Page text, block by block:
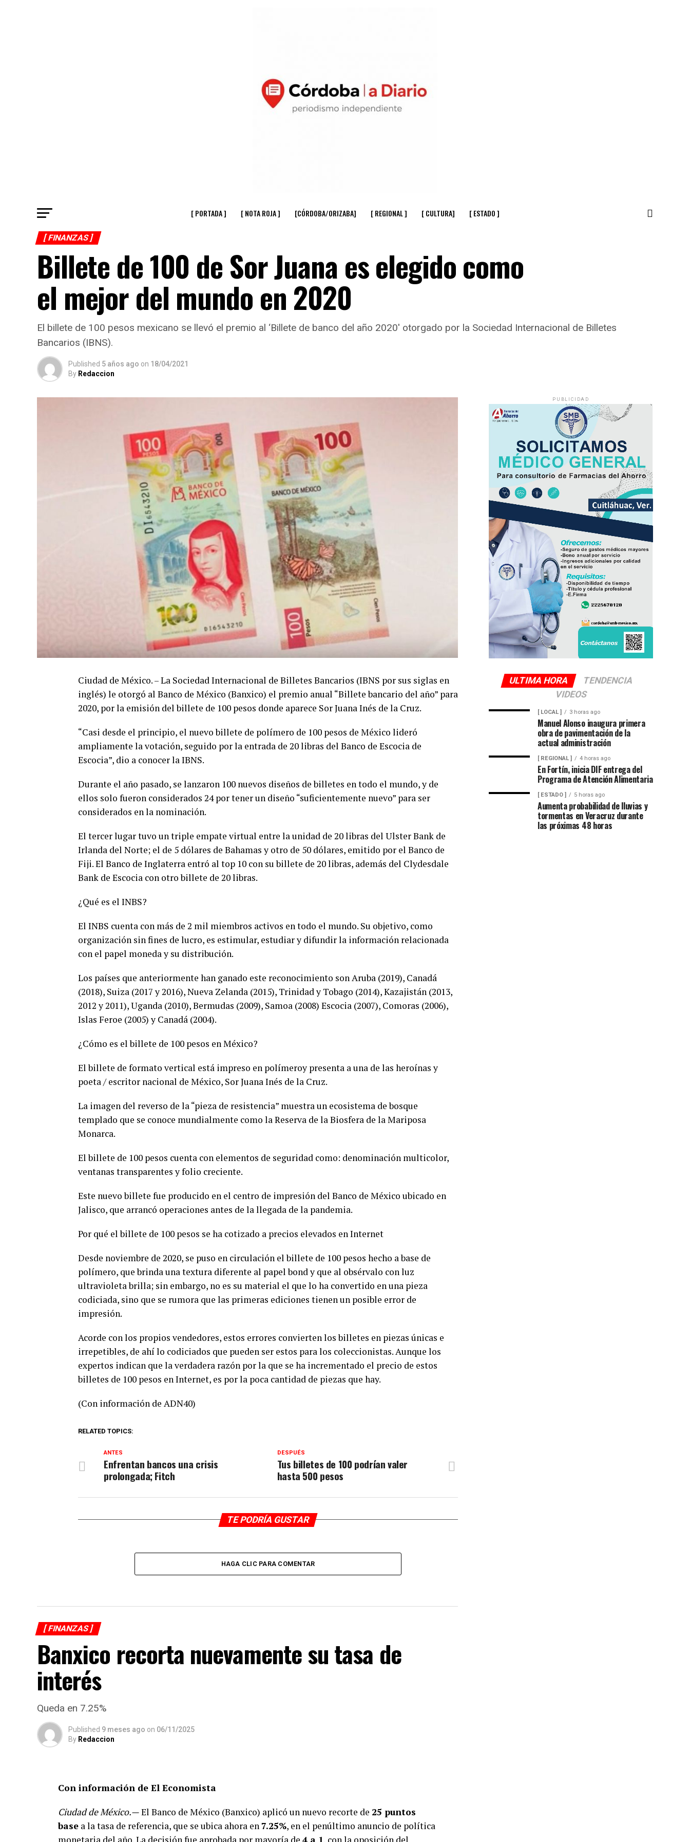
[ PORTADA ] [ NOTA ROJA ] [CÓRDOBA/ORIZABA] [ REGIONAL ] [ CULTURA] [ ESTADO ]
[ FINANZAS ]
Billete de 100 de Sor Juana es elegido como
el mejor del mundo en 2020
El billete de 100 pesos mexicano se llevó el premio al ‘Billete de banco del año 2020′ otorgado por la Sociedad Internacional de Billetes
Bancarios (IBNS).
Published 5 años ago on 18/04/2021
By Redaccion
Ciudad de México. – La Sociedad Internacional de Billetes Bancarios (IBNS por sus siglas en
inglés) le otorgó al Banco de México (Banxico) el premio anual “Billete bancario del año” para
2020, por la emisión del billete de 100 pesos donde aparece Sor Juana Inés de la Cruz.
“Casi desde el principio, el nuevo billete de polímero de 100 pesos de México lideró
ampliamente la votación, seguido por la entrada de 20 libras del Banco de Escocia de
Escocia”, dio a conocer la IBNS.
Durante el año pasado, se lanzaron 100 nuevos diseños de billetes en todo el mundo, y de
ellos solo fueron considerados 24 por tener un diseño “suficientemente nuevo” para ser
considerados en la nominación.
El tercer lugar tuvo un triple empate virtual entre la unidad de 20 libras del Ulster Bank de
Irlanda del Norte; el de 5 dólares de Bahamas y otro de 50 dólares, emitido por el Banco de
Fiji. El Banco de Inglaterra entró al top 10 con su billete de 20 libras, además del Clydesdale
Bank de Escocia con otro billete de 20 libras.
¿Qué es el INBS?
El INBS cuenta con más de 2 mil miembros activos en todo el mundo. Su objetivo, como
organización sin fines de lucro, es estimular, estudiar y difundir la información relacionada
con el papel moneda y su distribución.
Los países que anteriormente han ganado este reconocimiento son Aruba (2019), Canadá
(2018), Suiza (2017 y 2016), Nueva Zelanda (2015), Trinidad y Tobago (2014), Kazajistán (2013,
2012 y 2011), Uganda (2010), Bermudas (2009), Samoa (2008) Escocia (2007), Comoras (2006),
Islas Feroe (2005) y Canadá (2004).
¿Cómo es el billete de 100 pesos en México?
El billete de formato vertical está impreso en polímeroy presenta a una de las heroínas y
poeta / escritor nacional de México, Sor Juana Inés de la Cruz.
La imagen del reverso de la “pieza de resistencia” muestra un ecosistema de bosque
templado que se conoce mundialmente como la Reserva de la Biosfera de la Mariposa
Monarca.
El billete de 100 pesos cuenta con elementos de seguridad como: denominación multicolor,
ventanas transparentes y folio creciente.
Este nuevo billete fue producido en el centro de impresión del Banco de México ubicado en
Jalisco, que arrancó operaciones antes de la llegada de la pandemia.
Por qué el billete de 100 pesos se ha cotizado a precios elevados en Internet
Desde noviembre de 2020, se puso en circulación el billete de 100 pesos hecho a base de
polímero, que brinda una textura diferente al papel bond y que al obsérvalo con luz
ultravioleta brilla; sin embargo, no es su material el que lo ha convertido en una pieza
codiciada, sino que se rumora que las primeras ediciones tienen un posible error de
impresión.
Acorde con los propios vendedores, estos errores convierten los billetes en piezas únicas e
irrepetibles, de ahí lo codiciados que pueden ser estos para los coleccionistas. Aunque los
expertos indican que la verdadera razón por la que se ha incrementado el precio de estos
billetes de 100 pesos en Internet, es por la poca cantidad de piezas que hay.
(Con información de ADN40)
RELATED TOPICS:
DESPUÉS
Tus billetes de 100 podrían valer
hasta 500 pesos
ANTES
Enfrentan bancos una crisis
prolongada; Fitch
TE PODRÍA GUSTAR
HAGA CLIC PARA COMENTAR
[ FINANZAS ]
Banxico recorta nuevamente su tasa de
interés
Queda en 7.25%
Published 9 meses ago on 06/11/2025
By Redaccion
Con información de El Economista
Ciudad de México.—El Banco de México (Banxico) aplicó un nuevo recorte de 25 puntos
base a la tasa de referencia, que se ubica ahora en 7.25%, en el penúltimo anuncio de política
monetaria del año. La decisión fue aprobada por mayoría de 4 a 1 , con la oposición del
PUBLICIDAD
ULTIMA HORA
TENDENCIA
VIDEOS
[ LOCAL ] 3 horas ago
Manuel Alonso inaugura primera
obra de pavimentación de la
actual administración
[ REGIONAL ] 4 horas ago
En Fortín, inicia DIF entrega del
Programa de Atención Alimentaria
[ ESTADO ] 5 horas ago
Aumenta probabilidad de lluvias y
tormentas en Veracruz durante
las próximas 48 horas